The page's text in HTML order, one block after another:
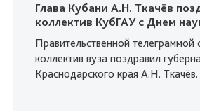
Глава Кубани А.Н. Ткачёв
коллектив КубГАУ с Днем
Правительственной телеграммой
коллектив вуза поздравил
Краснодарского края А.Н. Ткачёв.